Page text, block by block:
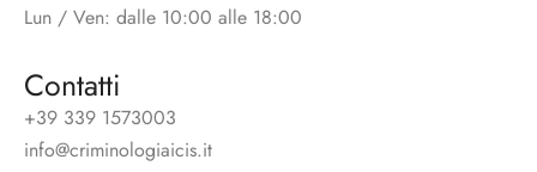
Lun / Ven: dalle 10:00 alle 18:00
Contatti
+39 339 1573003
info@criminologiaicis.it